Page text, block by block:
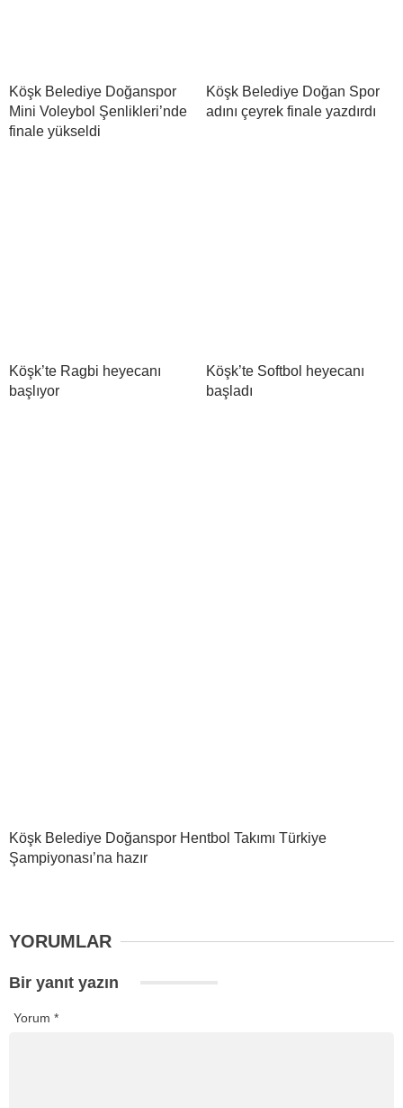
Köşk Belediye Doğanspor
Mini Voleybol Şenlikleri’nde
finale yükseldi
Köşk Belediye Doğan Spor
adını çeyrek finale yazdırdı
Köşk’te Ragbi heyecanı
başlıyor
Köşk’te Softbol heyecanı
başladı
Köşk Belediye Doğanspor Hentbol Takımı Türkiye
Şampiyonası’na hazır
YORUMLAR
Bir yanıt yazın
Yorum *